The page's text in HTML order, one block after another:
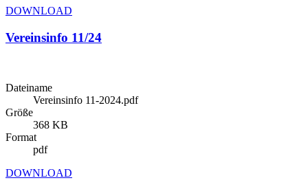
DOWNLOAD
Vereinsinfo 11/24
Dateiname
Vereinsinfo 11-2024.pdf
Größe
368 KB
Format
pdf
DOWNLOAD